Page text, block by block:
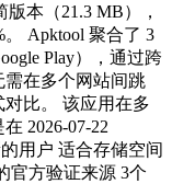
本（21.3 MB），
。 Apktool 聚合了 3
Play），通过跨
在多个网站间跳
比。 该应用在多
2026-07-22
用户 适合存储空间
方验证来源 3个